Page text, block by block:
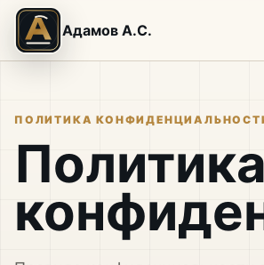
Адамов А.С.
ПОЛИТИКА
Политика